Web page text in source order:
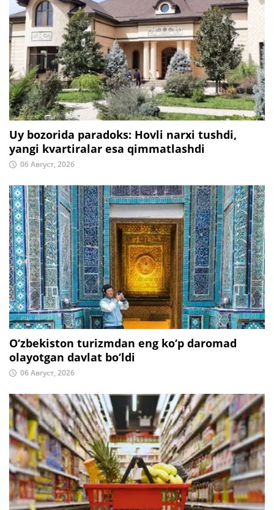
Uy bozorida paradoks: Hovli narxi tushdi,
yangi kvartiralar esa qimmatlashdi
06 Август, 2026
O‘zbekiston turizmdan eng ko‘p daromad
olayotgan davlat bo‘ldi
06 Август, 2026